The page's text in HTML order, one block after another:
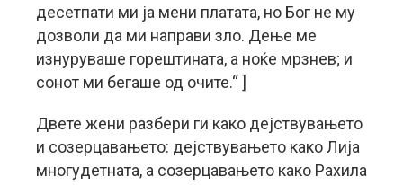
десетпати ми ја мени платата, но Бог не му
дозволи да ми направи зло. Дење ме
изнуруваше горештината, а ноќе мрзнев; и
сонот ми бегаше од очите.“ ]
Двете жени разбери ги како дејствувањето
и созерцавањето: дејствувањето како Лија
многудетната, а созерцавањето како Рахила